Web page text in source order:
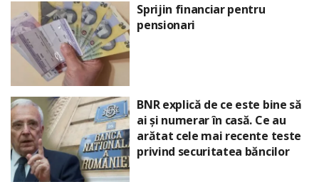
Sprijin financiar pentru
pensionari
BNR explică de ce este bine să
ai și numerar în casă. Ce au
arătat cele mai recente teste
privind securitatea băncilor